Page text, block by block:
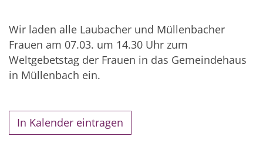
Wir laden alle Laubacher und Müllenbacher
Frauen am 07.03. um 14.30 Uhr zum
Weltgebetstag der Frauen in das Gemeindehaus
in Müllenbach ein.
In Kalender eintragen